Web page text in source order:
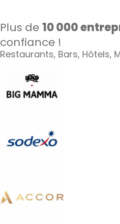
Plus de 10 000
confiance !
Restaurants, Bars, Hôtels,